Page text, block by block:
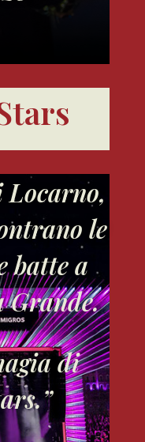
Locarno,
le
batte a
Grande.
di